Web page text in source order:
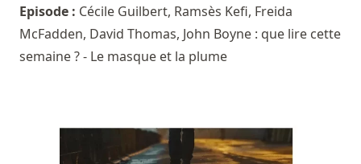
Episode : Cécile Guilbert, Ramsès Kefi, Freida
McFadden, David Thomas, John Boyne : que lire cette
semaine ? - Le masque et la plume